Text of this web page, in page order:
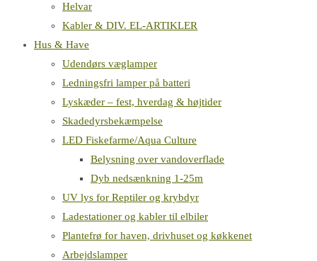
Helvar
Kabler & DIV. EL-ARTIKLER
Hus & Have
Udendørs væglamper
Ledningsfri lamper på batteri
Lyskæder – fest, hverdag & højtider
Skadedyrsbekæmpelse
LED Fiskefarme/Aqua Culture
Belysning over vandoverflade
Dyb nedsænkning 1-25m
UV lys for Reptiler og krybdyr
Ladestationer og kabler til elbiler
Plantefrø for haven, drivhuset og køkkenet
Arbejdslamper